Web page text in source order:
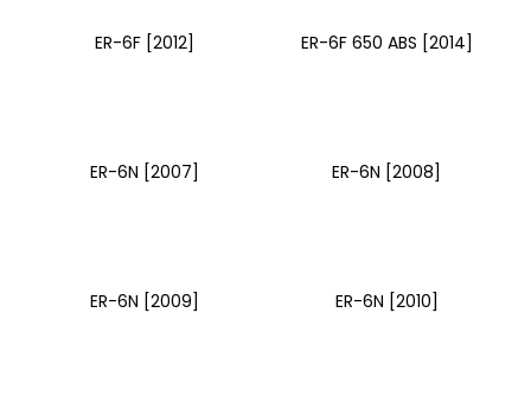
ER-6F [2012] ER-6F 650 ABS [2014]
ER-6N [2007] ER-6N [2008]
ER-6N [2009] ER-6N [2010]